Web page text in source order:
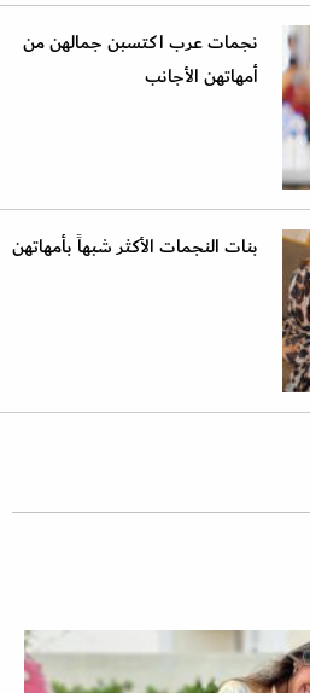
نجمات عرب اكتسبن جمالهن من
أمهاتهن الأجانب
بنات النجمات الأكثر شبهاً بأمهاتهن